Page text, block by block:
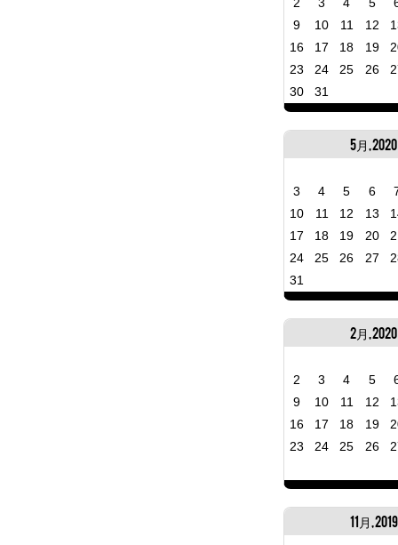
9
10 11 12
16
17 18 19
23
24 25 26
30
31
5月, 2020
3 4 5 6
10
11 12 13
17
18 19 20
24
25 26 27
31
2月, 2020
2 3 4 5
9
10 11 12
16
17 18 19
23
24 25 26
11月, 2019